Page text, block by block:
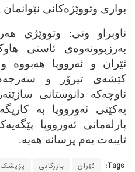
بواری وتووێژه‌کانی
ناوبراو وتی: وتووێژی
به‌رزبوونه‌وه‌ی ئاستی
ئێران و ئه‌رووپا
کێشه‌ی تیرۆر و سه‌رجه‌م
ناوچه‌که‌ دانوستانی
یه‌کێتی ئه‌ورووپا به‌
پارله‌مانی ئه‌ورووپا
تایبه‌ت به‌م پرسانه‌ هه‌یه‌.
Tags: ئێران بازرگانی پزیشک